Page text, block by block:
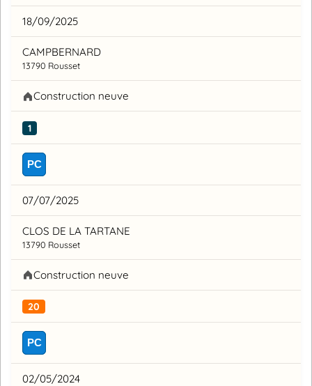
18/09/2025
CAMPBERNARD
13790 Rousset
Construction neuve
1
PC
07/07/2025
CLOS DE LA TARTANE
13790 Rousset
Construction neuve
20
PC
02/05/2024